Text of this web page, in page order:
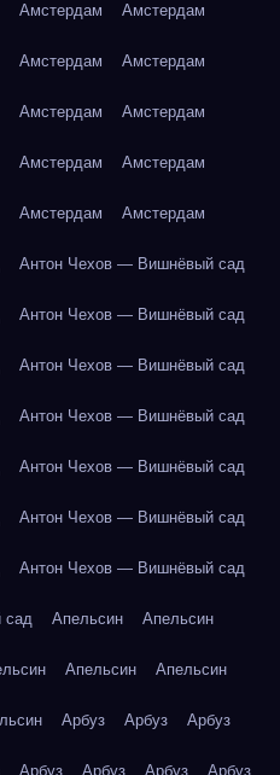
Амстердам Амстердам
Амстердам Амстердам
Амстердам Амстердам
Амстердам Амстердам
Амстердам Амстердам
Антон Чехов — Вишнёвый сад
Антон Чехов — Вишнёвый сад
Антон Чехов — Вишнёвый сад
Антон Чехов — Вишнёвый сад
Антон Чехов — Вишнёвый сад
Антон Чехов — Вишнёвый сад
Антон Чехов — Вишнёвый сад
сад Апельсин Апельсин
Апельсин Апельсин
Арбуз Арбуз Арбуз
Арбуз Арбуз Арбуз Арбуз